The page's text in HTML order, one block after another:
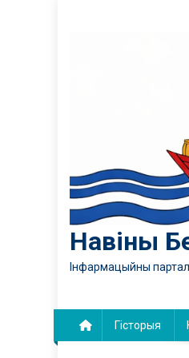
Навіны
Інфармацыйны партал
Гісторыя